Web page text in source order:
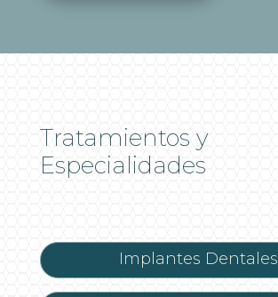
Tratamientos y
Especialidades
Implantes Dentales